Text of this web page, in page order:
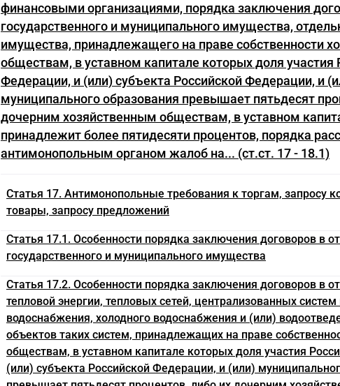
финансовыми организациями, порядка заключения
государственного и муниципального имущества,
имущества, принадлежащего на праве собственности
обществам, в уставном капитале которых доля участия
Федерации, и (или) субъекта Российской Федерации, и
муниципального образования превышает пятьдесят
дочерним хозяйственным обществам, в уставном
принадлежит более пятидесяти процентов, порядка
антимонопольным органом жалоб на... (ст.ст. 17 - 18.1)
Статья 17. Антимонопольные требования к торгам, запросу
товары, запросу предложений
Статья 17.1. Особенности порядка заключения договоров в
государственного и муниципального имущества
Статья 17.2. Особенности порядка заключения договоров в
тепловой энергии, тепловых сетей, централизованных систем
водоснабжения, холодного водоснабжения и (или)
объектов таких систем, принадлежащих на праве
обществам, в уставном капитале которых доля участия
(или) субъекта Российской Федерации, и (или)